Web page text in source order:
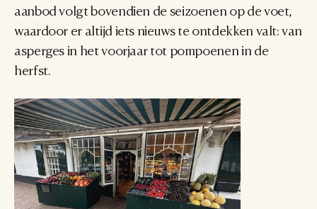
aanbod volgt bovendien de seizoenen op de voet,
waardoor er altijd iets nieuws te ontdekken valt: van
asperges in het voorjaar tot pompoenen in de
herfst.